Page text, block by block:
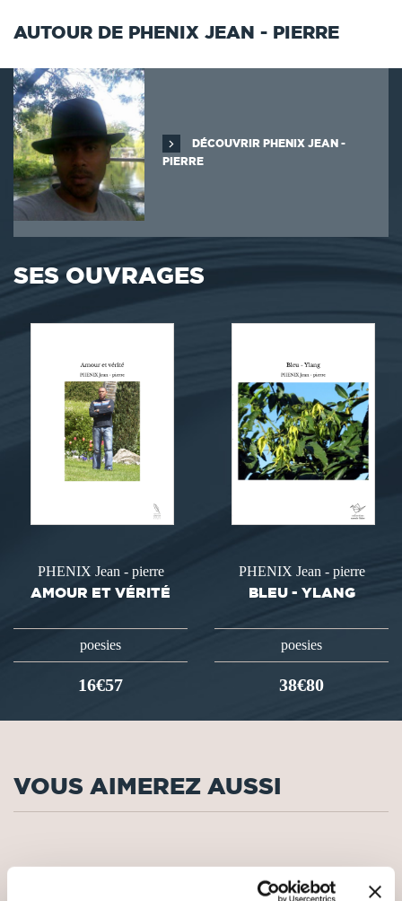
AUTOUR DE PHENIX JEAN - PIERRE
DÉCOUVRIR PHENIX JEAN -
PIERRE
SES OUVRAGES
PHENIX Jean - pierre
AMOUR ET VÉRITÉ
poesies
16€57
PHENIX Jean - pierre
BLEU - YLANG
poesies
38€80
VOUS AIMEREZ AUSSI